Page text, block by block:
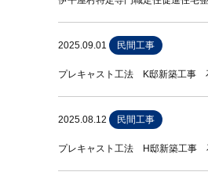
2025.09.01 民間工事
プレキャスト工法 K邸新築工事
2025.08.12 民間工事
プレキャスト工法 H邸新築工事